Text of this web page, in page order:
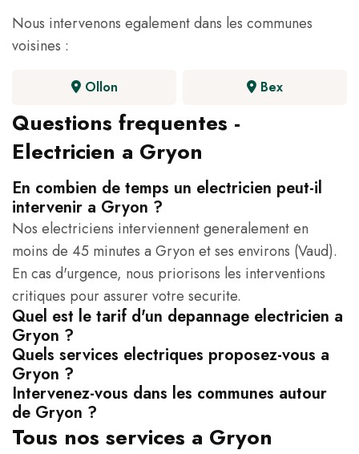
Nous intervenons egalement dans les communes
voisines :
Ollon Bex
Questions frequentes -
Electricien a Gryon
En combien de temps un electricien peut-il
intervenir a Gryon ?
Nos electriciens interviennent generalement en
moins de 45 minutes a Gryon et ses environs (Vaud).
En cas d'urgence, nous priorisons les interventions
critiques pour assurer votre securite.
Quel est le tarif d'un depannage electricien a
Gryon ?
Quels services electriques proposez-vous a
Gryon ?
Intervenez-vous dans les communes autour
de Gryon ?
Tous nos services a Gryon